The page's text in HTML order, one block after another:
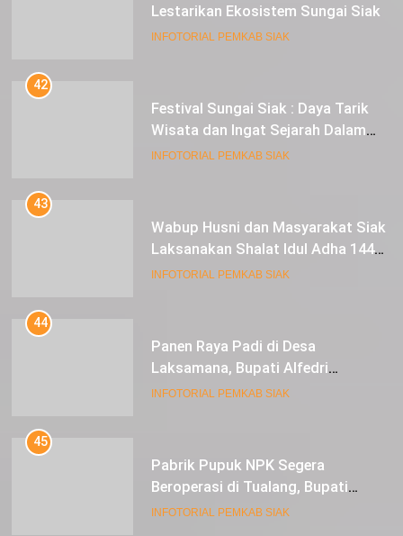
Lestarikan Ekosistem Sungai Siak
INFOTORIAL PEMKAB SIAK
42
Festival Sungai Siak : Daya Tarik
Wisata dan Ingat Sejarah Dalam
Lestarikan Peradaban
INFOTORIAL PEMKAB SIAK
43
Wabup Husni dan Masyarakat Siak
Laksanakan Shalat Idul Adha 1445
Hijriah di Lapangan Tugu Siak
INFOTORIAL PEMKAB SIAK
44
Panen Raya Padi di Desa
Laksamana, Bupati Alfedri
Serahkan 16 Unit Mesin Pompa Air
INFOTORIAL PEMKAB SIAK
45
Pabrik Pupuk NPK Segera
Beroperasi di Tualang, Bupati
Alfedri Investasi ini Tingkatkan
INFOTORIAL PEMKAB SIAK